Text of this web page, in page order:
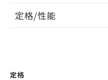
定格/性能
定格